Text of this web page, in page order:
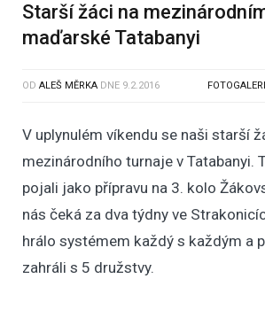
Starší žáci na
maďarské Tatabanyi
OD ALEŠ MĚRKA DNE 9.2.2016
V uplynulém víkendu se naši starší
mezinárodního turnaje v Tatabanyi.
pojali jako přípravu na 3. kolo
nás čeká za dva týdny ve
hrálo systémem každý s každým a
zahráli s 5 družstvy.